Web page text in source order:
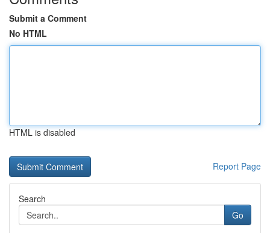
Submit a Comment
No HTML
HTML is disabled
Report Page
Search
Go